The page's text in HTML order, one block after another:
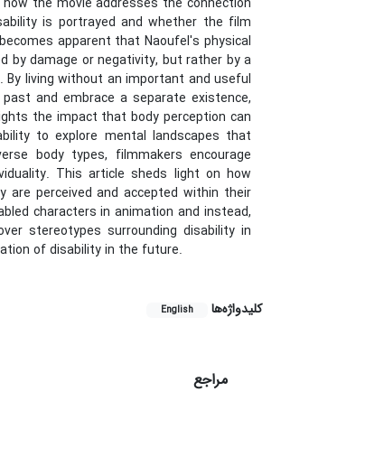
is portrayed and whether the film
apparent that Naoufel's physical
by damage or negativity, but rather by a
living without an important and useful
and embrace a separate existence,
the impact that body perception can
to explore mental landscapes that
body types, filmmakers encourage
This article sheds light on how
are perceived and accepted within their
characters in animation and instead,
stereotypes surrounding disability in
of disability in the future.
کلیدواژه‌ها English
مراجع